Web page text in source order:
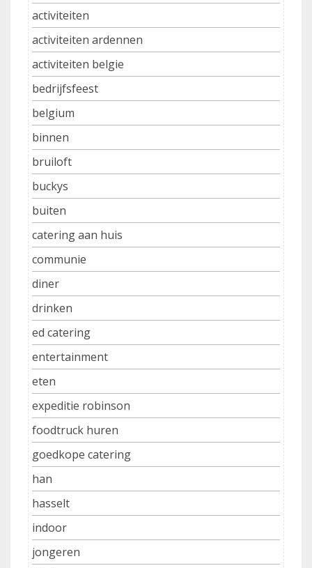
activiteiten
activiteiten ardennen
activiteiten belgie
bedrijfsfeest
belgium
binnen
bruiloft
buckys
buiten
catering aan huis
communie
diner
drinken
ed catering
entertainment
eten
expeditie robinson
foodtruck huren
goedkope catering
han
hasselt
indoor
jongeren